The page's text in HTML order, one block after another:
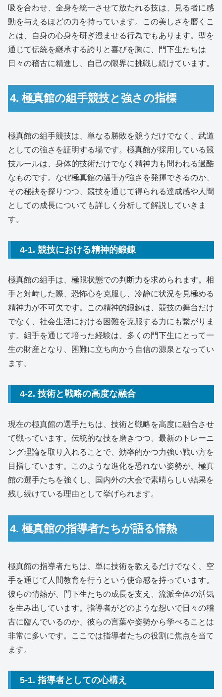
吸を合わせ、全身を統一させて放たれる技は、見る者に感
動を与えるほどの力を持っています。この美しさを磨くこ
とは、自身の心身を研ぎ澄ませる行為でもあります。型を
通じて伝統を継承する誇りと喜びを胸に、門下生たちは
日々の稽古に精進し、自己の限界に挑戦し続けています。
4. 極真館の組手競技と強さの指標
極真館の組手競技は、単なる勝敗を競うだけでなく、武道
としての強さを証明する場です。極真館が採用している競
技ルールは、身体的技術だけでなく精神力も問われる過酷
なものです。なぜ極真館の選手が強さを発揮できるのか、
その秘訣を探りつつ、競技を通じて得られる達成感や人間
としての成長についても詳しく分析して解説していきま
す。
4-1. 競技における精神的鍛錬
極真館の組手は、極限状態での判断力を求められます。相
手と対峙した際、恐怖心を克服し、冷静に状況を見極める
精神力が不可欠です。この精神的鍛錬は、競技の舞台だけ
でなく、社会生活における困難を克服する力にも繋がりま
す。組手を通じて培った経験は、多くの門下生にとって一
生の財産となり、困難に立ち向かう自信の源泉となってい
ます。
4-2. 技術と戦略の高度な融合
現在の極真館の選手たちは、技術と戦略を高度に融合させ
て戦っています。伝統的な技を磨きつつ、最新のトレーニ
ング理論を取り入れることで、効率的かつ力強い戦い方を
目指しています。このような進化を恐れない姿勢が、極真
館の選手たちを強くし、国内外の大会で素晴らしい結果を
残し続けている理由として挙げられます。
4. 極真館の指導者たちが語る情熱
極真館の指導者たちは、単に技術を教えるだけでなく、空
手を通じて人間教育を行うという使命感を持っています。
彼らの情熱が、門下生たちの成長を支え、流派全体の活気
を生み出しています。指導者がどのような想いで日々の稽
古に臨んでいるのか、彼らの言葉や姿勢から学べることは
非常に多いです。ここでは指導者たちの役割に焦点を当て
ます。
5-1. 指導者としての心構え